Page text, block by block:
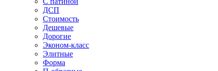
ДСП
Стоимость
Дешевые
Дорогие
Эконом-класс
Элитные
Форма